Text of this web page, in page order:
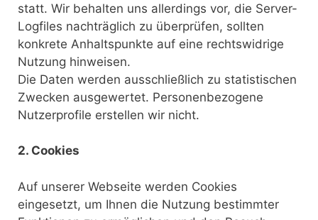
statt. Wir behalten uns allerdings vor, die Server-
Logfiles nachträglich zu überprüfen, sollten
konkrete Anhaltspunkte auf eine rechtswidrige
Nutzung hinweisen.
Die Daten werden ausschließlich zu statistischen
Zwecken ausgewertet. Personenbezogene
Nutzerprofile erstellen wir nicht.
2. Cookies
Auf unserer Webseite werden Cookies
eingesetzt, um Ihnen die Nutzung bestimmter